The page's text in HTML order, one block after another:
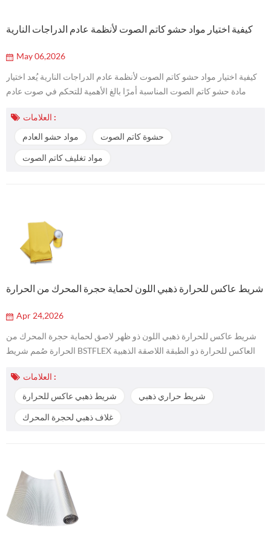
كيفية اختيار مواد حشو كاتم الصوت لأنظمة عادم الدراجات النارية
May 06,2026
كيفية اختيار مواد حشو كاتم الصوت لأنظمة عادم الدراجات النارية يُعد اختيار
مادة حشو كاتم الصوت المناسبة أمرًا بالغ الأهمية للتحكم في صوت عادم
يعمل كاتم صوت الدراجة النارية في بيئة ضيقة ذات درجة حرارة عالية
واهتزازات شديدة، لذا يجب أن تكون مادة الحشو قادرة على امتصاص
العلامات :
مواد حشو العادم
حشوة كاتم الصوت
مواد تغليف كاتم الصوت
شريط عاكس للحرارة ذهبي اللون لحماية حجرة المحرك من الحرارة
Apr 24,2026
شريط عاكس للحرارة ذهبي اللون ذو ظهر لاصق لحماية حجرة المحرك من
الحرارة صُمم شريط BSTFLEX العاكس للحرارة ذو الطبقة اللاصقة الذهبية
التوصيل، وحواجز الحرارة في جدار الحماية، وحماية خطوط الوقود، وحماية
منطقة التوربو، بالإضافة إلى حلول إدارة الحرارة المخصصة للسيارات. يساعد
العلامات :
شريط ذهبي عاكس للحرارة
شريط حراري ذهبي
غلاف ذهبي لحجرة المحرك